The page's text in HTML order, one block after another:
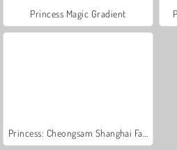
Princess Magic Gradient